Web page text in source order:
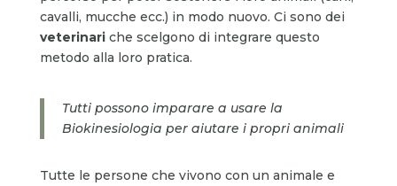
cavalli, mucche ecc.) in modo nuovo. Ci sono dei
veterinariche scelgono di integrare questo
metodo alla loro pratica.
Tutti possono imparare a usare la
Biokinesiologia per aiutare i propri animali
Tutte le persone che vivono con un animale e